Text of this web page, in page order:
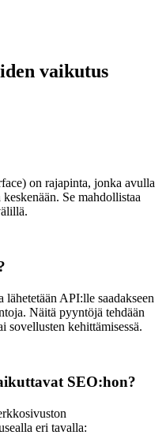
vaikutus
on rajapinta, jonka avulla
Se mahdollistaa
API:lle saadakseen
Näitä pyyntöjä tehdään
sovellusten kehittämisessä.
SEO:hon?
eri tavalla: